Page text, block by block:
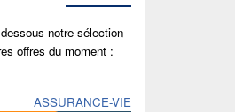
notre sélection
offres du moment :
ASSURANCE-VIE